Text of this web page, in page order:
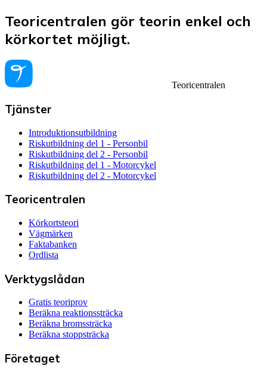
Teoricentralen gör teorin enkel och
körkortet möjligt.
Teoricentralen
Tjänster
Introduktionsutbildning
Riskutbildning del 1 - Personbil
Riskutbildning del 2 - Personbil
Riskutbildning del 1 - Motorcykel
Riskutbildning del 2 - Motorcykel
Teoricentralen
Körkortsteori
Vägmärken
Faktabanken
Ordlista
Verktygslådan
Gratis teoriprov
Beräkna reaktionssträcka
Beräkna bromssträcka
Beräkna stoppsträcka
Företaget